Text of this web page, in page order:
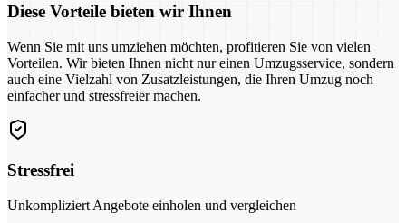
Diese Vorteile bieten wir Ihnen
Wenn Sie mit uns umziehen möchten, profitieren Sie von vielen
Vorteilen. Wir bieten Ihnen nicht nur einen Umzugsservice, sondern
auch eine Vielzahl von Zusatzleistungen, die Ihren Umzug noch
einfacher und stressfreier machen.
Stressfrei
Unkompliziert Angebote einholen und vergleichen